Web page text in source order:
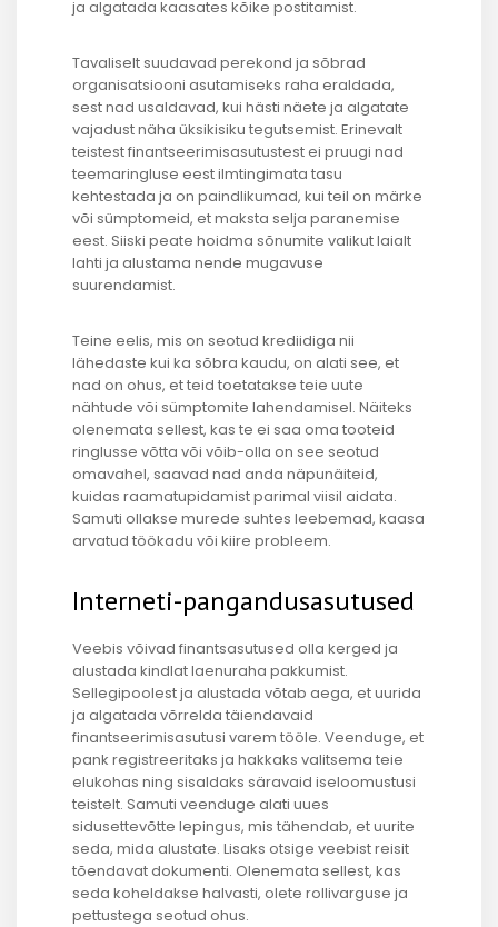
ja algatada kaasates kõike postitamist.
Tavaliselt suudavad perekond ja sõbrad
organisatsiooni asutamiseks raha eraldada,
sest nad usaldavad, kui hästi näete ja algatate
vajadust näha üksikisiku tegutsemist. Erinevalt
teistest finantseerimisasutustest ei pruugi nad
teemaringluse eest ilmtingimata tasu
kehtestada ja on paindlikumad, kui teil on märke
või sümptomeid, et maksta selja paranemise
eest. Siiski peate hoidma sõnumite valikut laialt
lahti ja alustama nende mugavuse
suurendamist.
Teine eelis, mis on seotud krediidiga nii
lähedaste kui ka sõbra kaudu, on alati see, et
nad on ohus, et teid toetatakse teie uute
nähtude või sümptomite lahendamisel. Näiteks
olenemata sellest, kas te ei saa oma tooteid
ringlusse võtta või võib-olla on see seotud
omavahel, saavad nad anda näpunäiteid,
kuidas raamatupidamist parimal viisil aidata.
Samuti ollakse murede suhtes leebemad, kaasa
arvatud töökadu või kiire probleem.
Interneti-pangandusasutused
Veebis võivad finantsasutused olla kerged ja
alustada kindlat laenuraha pakkumist.
Sellegipoolest ja alustada võtab aega, et uurida
ja algatada võrrelda täiendavaid
finantseerimisasutusi varem tööle. Veenduge, et
pank registreeritaks ja hakkaks valitsema teie
elukohas ning sisaldaks säravaid iseloomustusi
teistelt. Samuti veenduge alati uues
sidusettevõtte lepingus, mis tähendab, et uurite
seda, mida alustate. Lisaks otsige veebist reisit
tõendavat dokumenti. Olenemata sellest, kas
seda koheldakse halvasti, olete rollivarguse ja
pettustega seotud ohus.